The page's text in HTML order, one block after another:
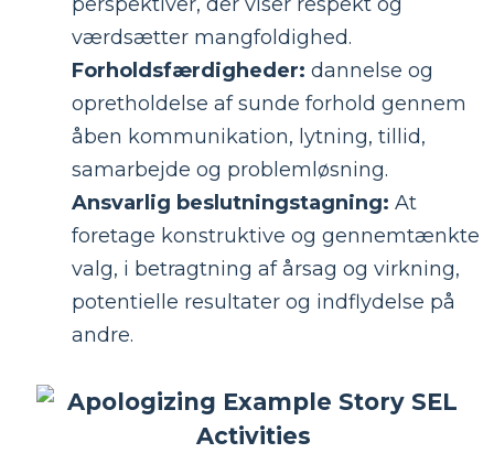
værdsætter mangfoldighed.
Forholdsfærdigheder: dannelse og
opretholdelse af sunde forhold gennem
åben kommunikation, lytning, tillid,
samarbejde og problemløsning.
Ansvarlig beslutningstagning: At
foretage konstruktive og gennemtænkte
valg, i betragtning af årsag og virkning,
potentielle resultater og indflydelse på
andre.